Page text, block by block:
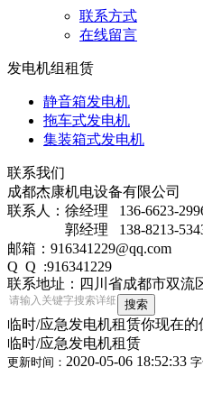
联系方式
在线留言
发电机组租赁
静音箱发电机
拖车式发电机
集装箱式发电机
联系我们
成都杰康机电设备有限公司
联系人：徐经理 136-6623-
郭经理 138-8213-
邮箱：916341229@qq.com
Q Q :916341229
联系地址：四川省成都市双流
临时/应急发电机租赁你现在的
临时/应急发电机租赁
更新时间： 2020-05-06 18:52:33 字